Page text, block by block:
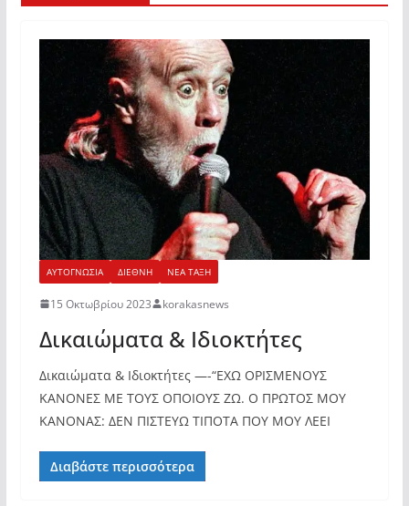
ΑΥΤΟΓΝΩΣΙΑ ΔΙΕΘΝΗ ΝΕΑ ΤΑΞΗ
15 Οκτωβρίου 2023 korakasnews
Δικαιώματα & Ιδιοκτήτες
Δικαιώματα & Ιδιοκτήτες —-“ΕΧΩ ΟΡΙΣΜΕΝΟΥΣ
ΚΑΝΟΝΕΣ ΜΕ ΤΟΥΣ ΟΠΟΙΟΥΣ ΖΩ. Ο ΠΡΩΤΟΣ ΜΟΥ
ΚΑΝΟΝΑΣ: ΔΕΝ ΠΙΣΤΕΥΩ ΤΙΠΟΤΑ ΠΟΥ ΜΟΥ ΛΕΕΙ
Διαβάστε περισσότερα